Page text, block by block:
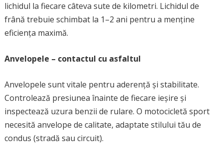
lichidul la fiecare câteva sute de kilometri. Lichidul de
frână trebuie schimbat la 1–2 ani pentru a menține
eficiența maximă.
Anvelopele – contactul cu asfaltul
Anvelopele sunt vitale pentru aderență și stabilitate.
Controlează presiunea înainte de fiecare ieșire și
inspectează uzura benzii de rulare. O motocicletă sport
necesită anvelope de calitate, adaptate stilului tău de
condus (stradă sau circuit).